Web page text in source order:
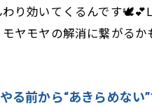
り効いてくるんです
ヤモヤの解消に繋がるか
る前から“あきらめない